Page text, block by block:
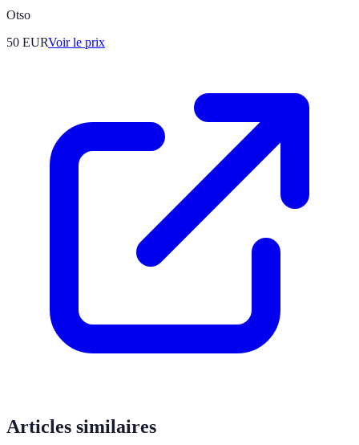
Otso
50 EURVoir le prix
Articles similaires